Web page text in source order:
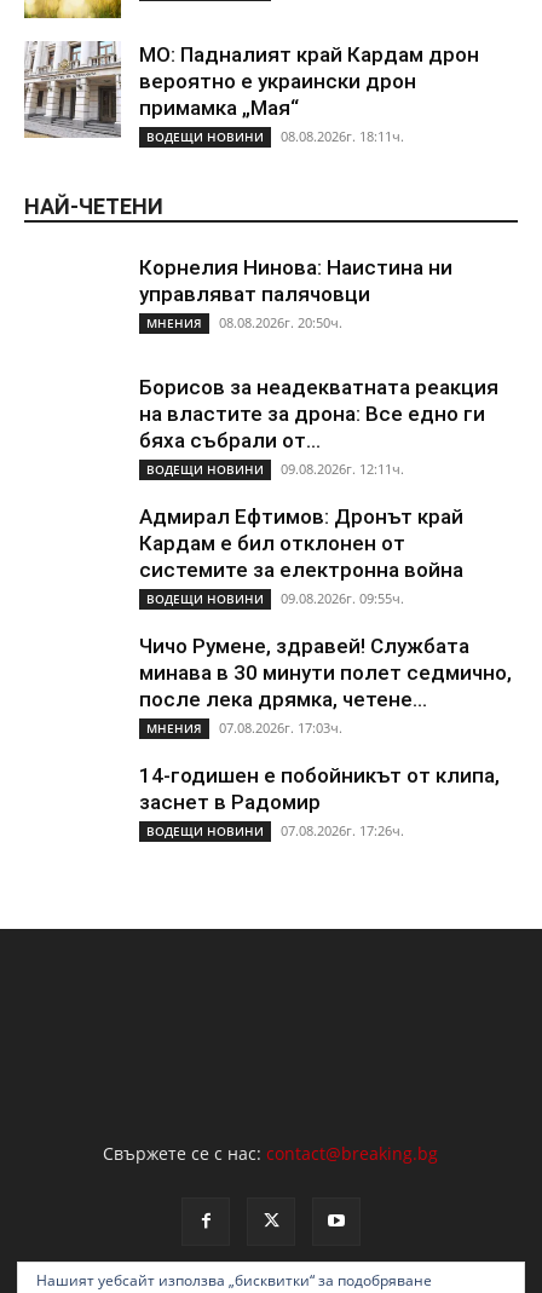
МО: Падналият край Кардам дрон
вероятно е украински дрон
примамка „Мая“
ВОДЕЩИ НОВИНИ 08.08.2026г. 18:11ч.
НАЙ-ЧЕТЕНИ
Корнелия Нинова: Наистина ни
управляват палячовци
МНЕНИЯ 08.08.2026г. 20:50ч.
Борисов за неадекватната реакция
на властите за дрона: Все едно ги
бяха събрали от...
ВОДЕЩИ НОВИНИ 09.08.2026г. 12:11ч.
Адмирал Ефтимов: Дронът край
Кардам е бил отклонен от
системите за електронна война
ВОДЕЩИ НОВИНИ 09.08.2026г. 09:55ч.
Чичо Румене, здравей! Службата
минава в 30 минути полет седмично,
после лека дрямка, четене...
МНЕНИЯ 07.08.2026г. 17:03ч.
14-годишен е побойникът от клипа,
заснет в Радомир
ВОДЕЩИ НОВИНИ 07.08.2026г. 17:26ч.
Свържете се с нас:contact@breaking.bg
Нашият уебсайт използва „бисквитки“ за подобряване